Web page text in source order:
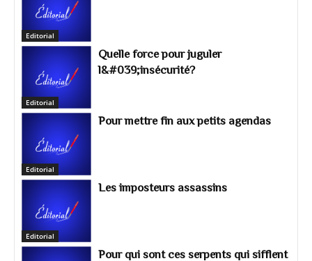
Editorial
Editorial
Quelle force pour juguler
l&#039;insécurité?
Editorial
Pour mettre fin aux petits agendas
Editorial
Les imposteurs assassins
Pour qui sont ces serpents qui sifflent